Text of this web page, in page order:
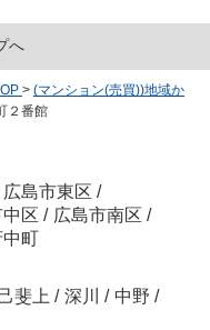
へ
> (マンション(売買))地域か
２番館
広島市東区 /
中区 / 広島市南区 /
町
斐上 / 深川 / 中野 /